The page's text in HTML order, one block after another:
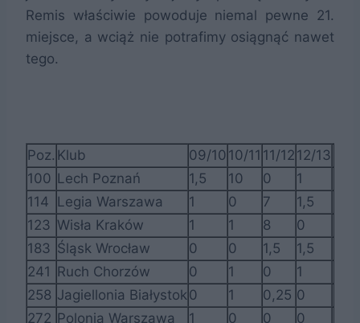
Remis właściwie powoduje niemal pewne 21.
miejsce, a wciąż nie potrafimy osiągnąć nawet
tego.
Poz. Klub 09/10 10/11 11/12 12/13
100 Lech Poznań 1,5 10 0 1
114 Legia Warszawa 1 0 7 1,5
123 Wisła Kraków 1 1 8 0
183 Śląsk Wrocław 0 0 1,5 1,5
241 Ruch Chorzów 0 1 0 1
258 Jagiellonia Białystok 0 1 0,25 0
272 Polonia Warszawa 1 0 0 0